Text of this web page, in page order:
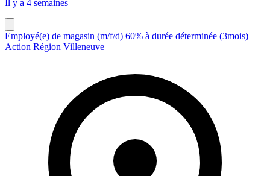
Il y a 4 semaines
Employé(e) de magasin (m/f/d) 60% à durée déterminée (3mois)
Action Région Villeneuve